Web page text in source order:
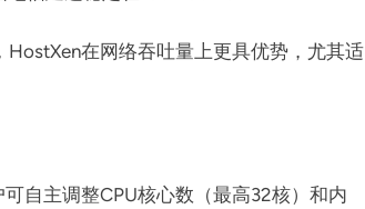
HostXen在网络吞吐量上更具优势，尤其适
自主调整CPU核心数（最高32核）和内